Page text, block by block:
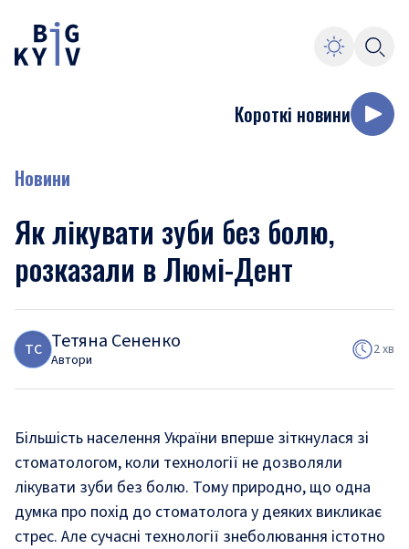
Короткі новини
Новини
Як лікувати зуби без болю,
розказали в Люмі-Дент
ТС Тетяна Сененко
Автори
2 хв
Більшість населення України вперше зіткнулася зі
стоматологом, коли технології не дозволяли
лікувати зуби без болю. Тому природно, що одна
думка про похід до стоматолога у деяких викликає
стрес. Але сучасні технології знеболювання істотно